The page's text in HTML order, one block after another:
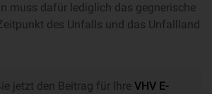
muss dafür lediglich das gegnerische
des Unfalls und das Unfallland
jetzt den Beitrag für Ihre VHV E-